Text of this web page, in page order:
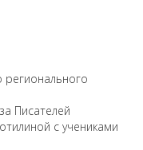
Писателей
с учениками